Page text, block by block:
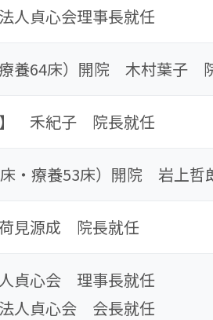
人貞心会理事長就任
養64床）開院 木村葉子
】 禾紀子 院長就任
床・療養53床）開院 岩上
見源成 院長就任
貞心会 理事長就任
人貞心会 会長就任